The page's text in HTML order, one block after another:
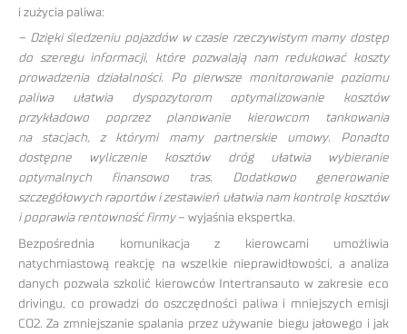
i zużycia paliwa:
– Dzięki śledzeniu pojazdów w czasie rzeczywistym mamy dostęp
do szeregu informacji, które pozwalają nam redukować koszty
prowadzenia działalności. Po pierwsze monitorowanie poziomu
paliwa ułatwia dyspozytorom optymalizowanie kosztów
przykładowo poprzez planowanie kierowcom tankowania
na stacjach, z którymi mamy partnerskie umowy. Ponadto
dostępne wyliczenie kosztów dróg ułatwia wybieranie
optymalnych finansowo tras. Dodatkowo generowanie
szczegółowych raportów i zestawień ułatwia nam kontrolę kosztów
i poprawia rentowność firmy– wyjaśnia ekspertka.
Bezpośrednia komunikacja z kierowcami umożliwia
natychmiastową reakcję na wszelkie nieprawidłowości, a analiza
danych pozwala szkolić kierowców Intertransauto w zakresie eco
drivingu, co prowadzi do oszczędności paliwa i mniejszych emisji
CO2. Za zmniejszanie spalania przez używanie biegu jałowego i jak